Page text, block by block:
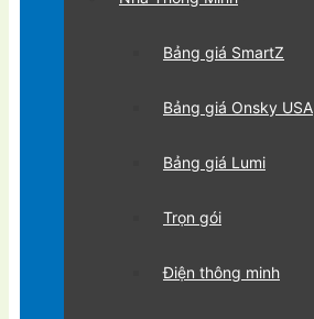
Bảng giá SmartZ
Bảng giá Onsky USA
Bảng giá Lumi
Trọn gói
Điện thông minh